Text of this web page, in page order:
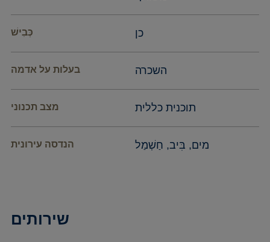
כְּבִישׁ כן
בעלות על אדמה השכרה
מצב תכנוני תוכנית כללית
הנדסה עירונית מים, בִּיב, חַשְׁמַל
שירותים